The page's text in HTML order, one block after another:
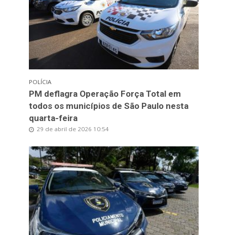
POLÍCIA
PM deflagra Operação Força Total em
todos os municípios de São Paulo nesta
quarta-feira
29 de abril de 2026 10:54